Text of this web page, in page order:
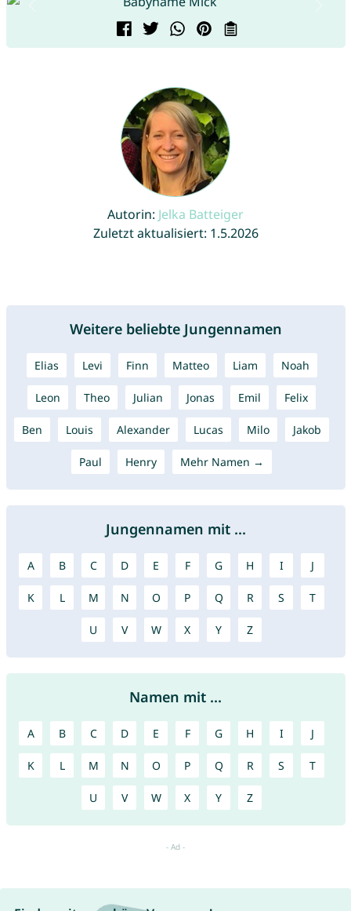
Autorin: Jelka Batteiger
Zuletzt aktualisiert: 1.5.2026
Weitere beliebte Jungennamen
Elias Levi Finn Matteo Liam Noah
Leon Theo Julian Jonas Emil Felix
Ben Louis Alexander Lucas Milo Jakob
Paul Henry Mehr Namen →
Jungennamen mit ...
A B C D E F G H I J
K L M N O P Q R S T
U V W X Y Z
Namen mit ...
A B C D E F G H I J
K L M N O P Q R S T
U V W X Y Z